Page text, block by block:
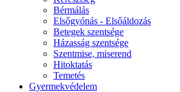
Bérmálás
Elsőgyónás - Elsőáldozás
Betegek szentsége
Házasság szentsége
Szentmise, miserend
Hitoktatás
Temetés
Gyermekvédelem